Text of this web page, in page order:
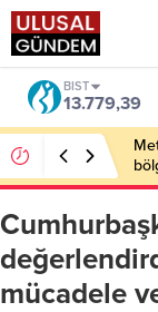
DOLAR
47,6961
mücadele